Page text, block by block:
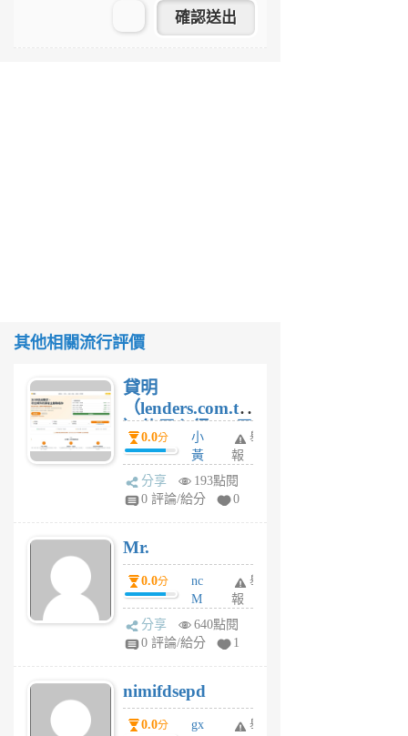
其他相關流行評價
貸明
（lenders.com.tw
）使用心得 — 民
間貸款比較平台
體驗
0.0分
小
黃
蜂
1
舉
報
分享
193點閱
0 評論/給分
0
Mr.
0.0分
nc
M
U
F
U
5
個
舉
報
分享
640點閱
0 評論/給分
1
nimifdsepd
0.0分 gx 舉